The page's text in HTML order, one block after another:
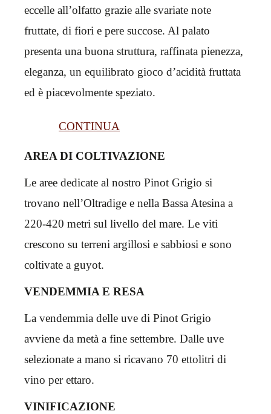
eccelle all’olfatto grazie alle svariate note
fruttate, di fiori e pere succose. Al palato
presenta una buona struttura, raffinata pienezza,
eleganza, un equilibrato gioco d’acidità fruttata
ed è piacevolmente speziato.
CONTINUA
AREA DI COLTIVAZIONE
Le aree dedicate al nostro Pinot Grigio si
trovano nell’Oltradige e nella Bassa Atesina a
220-420 metri sul livello del mare. Le viti
crescono su terreni argillosi e sabbiosi e sono
coltivate a guyot.
VENDEMMIA E RESA
La vendemmia delle uve di Pinot Grigio
avviene da metà a fine settembre. Dalle uve
selezionate a mano si ricavano 70 ettolitri di
vino per ettaro.
VINIFICAZIONE